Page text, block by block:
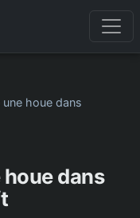
houe dans
dans